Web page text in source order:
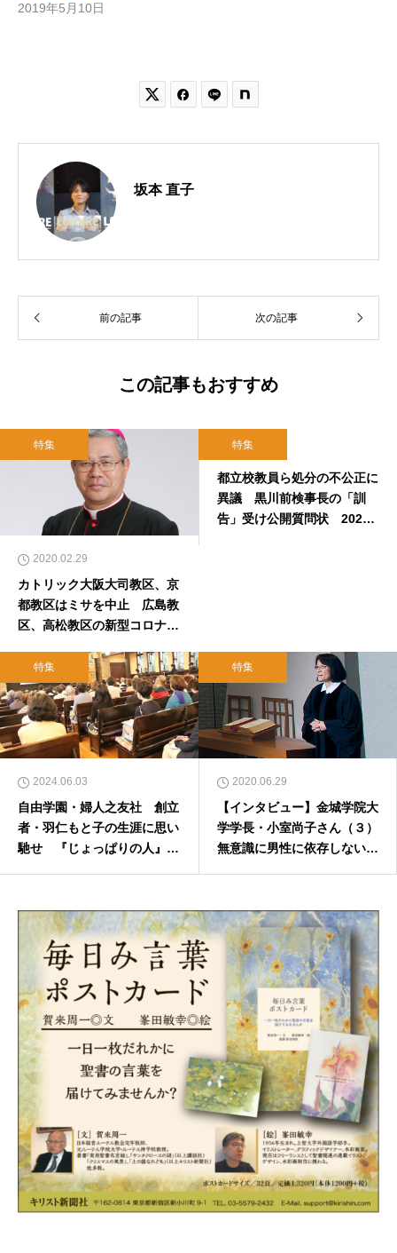
2019年5月10日
 
坂本 直子
前の記事 次の記事
この記事もおすすめ
特集
2020.02.29
カトリック大阪大司教区、京
都教区はミサを中止 広島教
区、高松教区の新型コロナ・
特集
2020.07.07
都立校教員ら処分の不公正に
異議 黒川前検事長の「訓
告」受け公開質問状 2020
特集
2024.06.03
自由学園・婦人之友社 創立
者・羽仁もと子の生涯に思い
馳せ 『じょっぱりの人』出
特集
2020.06.29
【インタビュー】金城学院大
学学長・小室尚子さん（３）
無意識に男性に依存しない意